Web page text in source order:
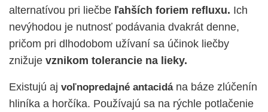
alternatívou pri liečbe ľahších foriem refluxu. Ich
nevýhodou je nutnosť podávania dvakrát denne,
pričom pri dlhodobom užívaní sa účinok liečby
znižuje vznikom tolerancie na lieky.
Existujú aj voľnopredajné antacidána báze zlúčenín
hliníka a horčíka. Používajú sa na rýchle potlačenie